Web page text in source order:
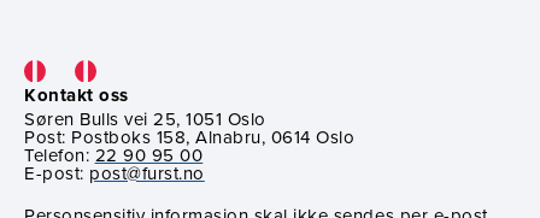
Kontakt oss
Søren Bulls vei 25, 1051 Oslo
Post: Postboks 158, Alnabru, 0614 Oslo
Telefon: 22 90 95 00
E-post: post@furst.no